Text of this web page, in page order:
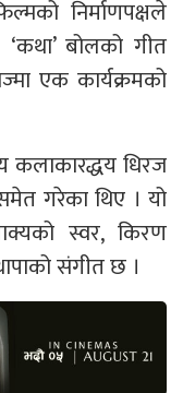
निर्माणपक्षले
बोलको गीत
एक कार्यक्रमको
कलाकारद्धय धिरज
गरेका थिए । यो
स्वर, किरण
संगीत छ ।